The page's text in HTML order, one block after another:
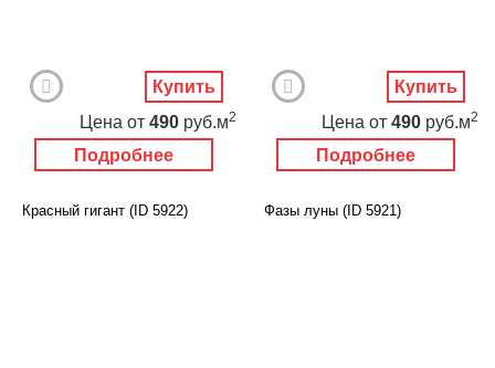
Подробнее
Цена от 490 руб.м2
Купить
Подробнее
Цена от 490 руб.м2
Купить
Красный гигант (ID 5922) Фазы луны (ID 5921)